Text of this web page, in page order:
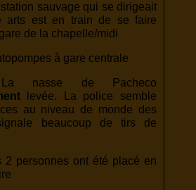
sauvage qui se dirigeait
arts est en train de se faire
de la chapelle/midi
à gare centrale
de Pacheco
levée. La police semble
au niveau de monde des
beaucoup de tirs de
2 personnes ont été placé en